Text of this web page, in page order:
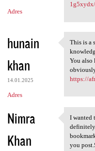
Adres
hunain
khan
14.01.2025
Adres
This is
This is a
You also
https://
Nimra
Khan
I
I wanted
you